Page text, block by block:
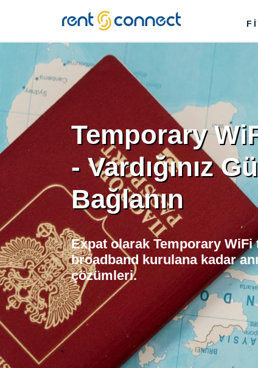
RENT'N
CONNECT
Temporary
- Vardığınız
Bağlanın
Expat olarak Temporary WiFi
broadband kurulana kadar
çözümleri.